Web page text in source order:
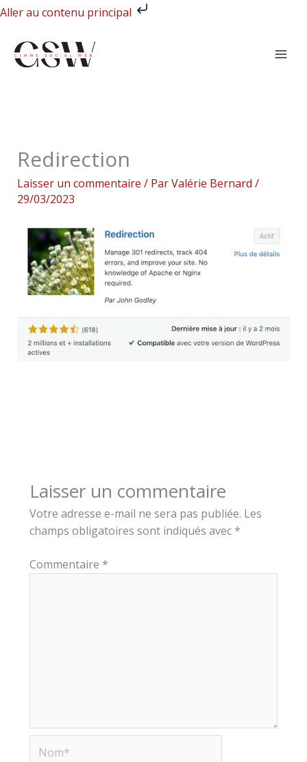
Aller au contenu principal
Aller
contenu
Redirection
Laisser un commentaire / ParValérie Bernard /
29/03/2023
Laisser un commentaire
Votre adresse e-mail ne sera pas publiée. Les
champs obligatoires sont indiqués avec *
Commentaire *